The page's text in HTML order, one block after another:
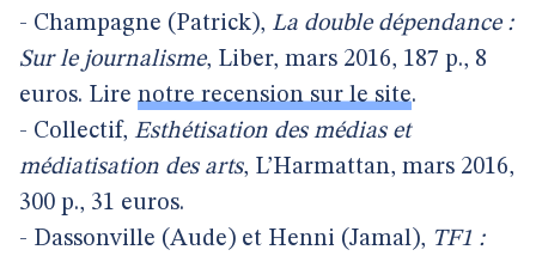
- Champagne (Patrick), La double dépendance :
Sur le journalisme, Liber, mars 2016, 187 p., 8
euros. Lire notre recension sur le site.
- Collectif, Esthétisation des médias et
médiatisation des arts, L’Harmattan, mars 2016,
300 p., 31 euros.
- Dassonville (Aude) et Henni (Jamal), TF1 :